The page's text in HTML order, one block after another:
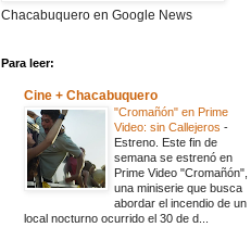
Chacabuquero en Google News
Para leer:
Cine + Chacabuquero
"Cromañón" en Prime
Video: sin Callejeros -
Estreno. Este fin de
semana se estrenó en
Prime Video "Cromañón",
una miniserie que busca
abordar el incendio de un
local nocturno ocurrido el 30 de d...